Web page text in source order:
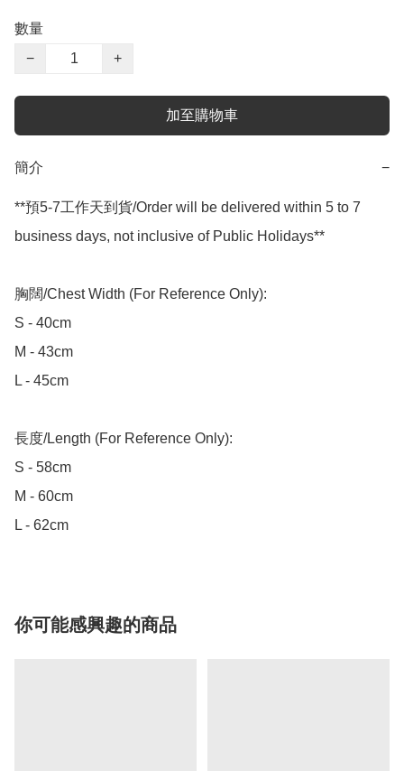
數量
−
+
加至購物車
簡介 −
**預5-7工作天到貨/Order will be delivered within 5 to 7
business days, not inclusive of Public Holidays**
胸闊/Chest Width (For Reference Only):
S - 40cm
M - 43cm
L - 45cm
長度/Length (For Reference Only):
S - 58cm
M - 60cm
L - 62cm
你可能感興趣的商品